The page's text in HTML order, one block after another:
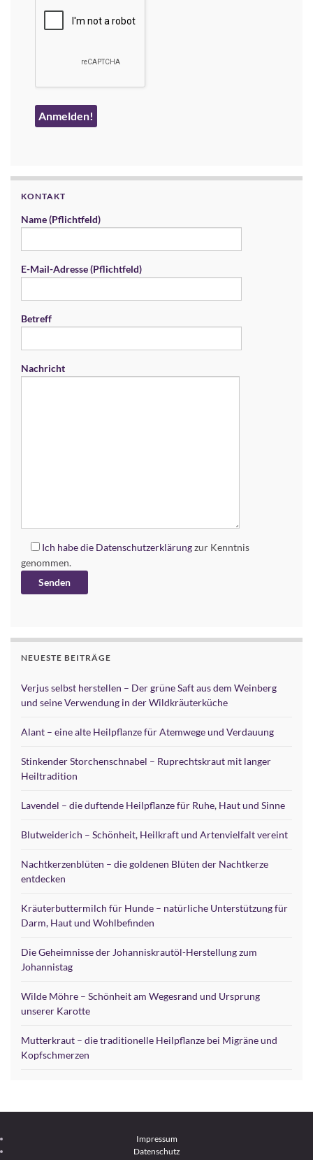
KONTAKT
Name (Pflichtfeld)
E-Mail-Adresse (Pflichtfeld)
Betreff
Nachricht
Ich habe die Datenschutzerklärungzur Kenntnis
genommen.
NEUESTE BEITRÄGE
Verjus selbst herstellen – Der grüne Saft aus dem Weinberg
und seine Verwendung in der Wildkräuterküche
Alant – eine alte Heilpflanze für Atemwege und Verdauung
Stinkender Storchenschnabel – Ruprechtskraut mit langer
Heiltradition
Lavendel – die duftende Heilpflanze für Ruhe, Haut und Sinne
Blutweiderich – Schönheit, Heilkraft und Artenvielfalt vereint
Nachtkerzenblüten – die goldenen Blüten der Nachtkerze
entdecken
Kräuterbuttermilch für Hunde – natürliche Unterstützung für
Darm, Haut und Wohlbefinden
Die Geheimnisse der Johanniskrautöl-Herstellung zum
Johannistag
Wilde Möhre – Schönheit am Wegesrand und Ursprung
unserer Karotte
Mutterkraut – die traditionelle Heilpflanze bei Migräne und
Kopfschmerzen
Impressum
Datenschutz